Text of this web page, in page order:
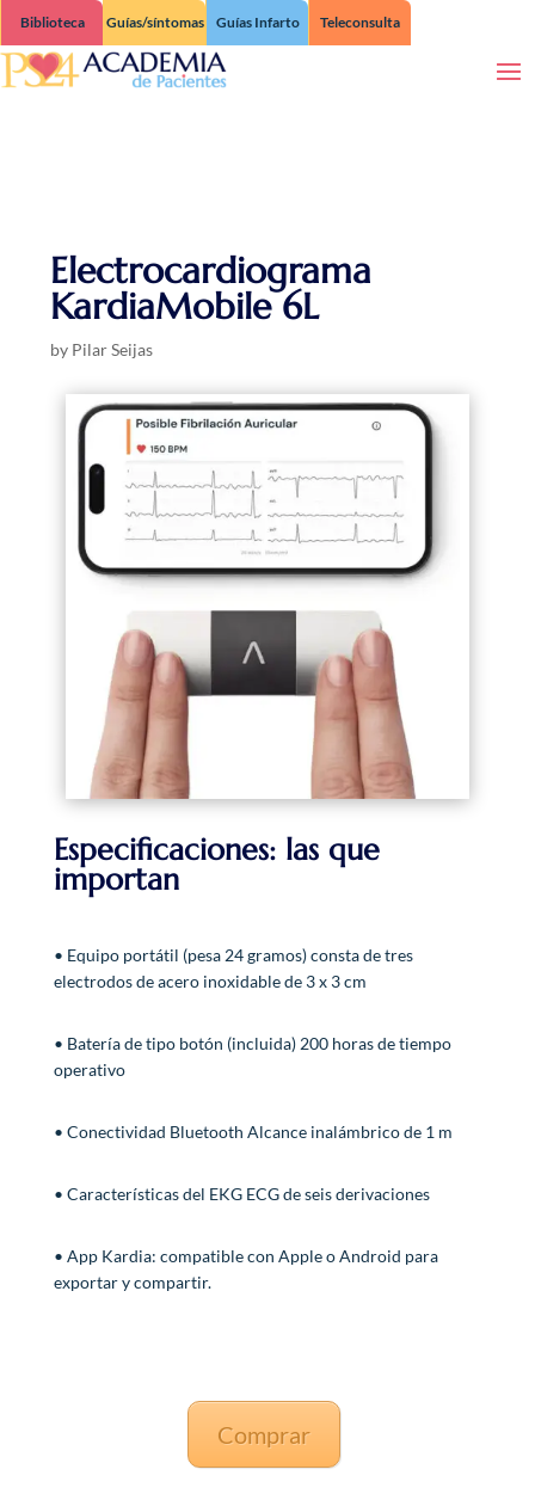
Biblioteca Guías/síntomas Guías Infarto Teleconsulta
Electrocardiograma
KardiaMobile 6L
by Pilar Seijas
Especificaciones: las que
importan
• Equipo portátil (pesa 24 gramos) consta de tres
electrodos de acero inoxidable de 3 x 3 cm
• Batería de tipo botón (incluida) 200 horas de tiempo
operativo
• Conectividad Bluetooth Alcance inalámbrico de 1 m
• Características del EKG ECG de seis derivaciones
• App Kardia: compatible con Apple o Android para
exportar y compartir.
Comprar